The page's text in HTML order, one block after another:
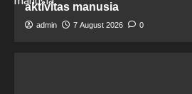
aktivitas manusia
admin 7 August 2026 0